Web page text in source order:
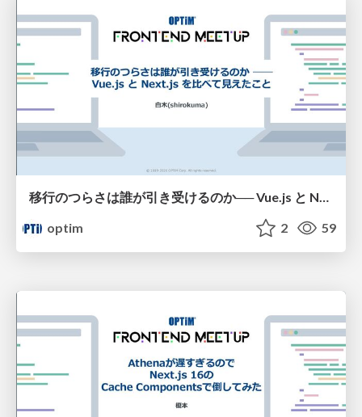
移行のつらさは誰が引き受けるのか── Vue.js と Next.js を比べて見えたこと
optim
2 59